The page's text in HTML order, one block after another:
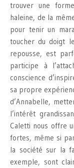
trouver une
haleine, de la
pour tenir un
toucher du doigt
repousse, est
participe à
conscience
sa propre
d’Annabelle,
l’intérêt
Caletti nous offre
fortes, même si
la société sur la
exemple, sont